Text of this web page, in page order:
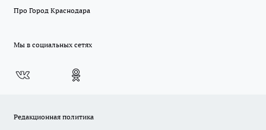
Про Город Краснодара
Мы в социальных сетях
Редакционная политика